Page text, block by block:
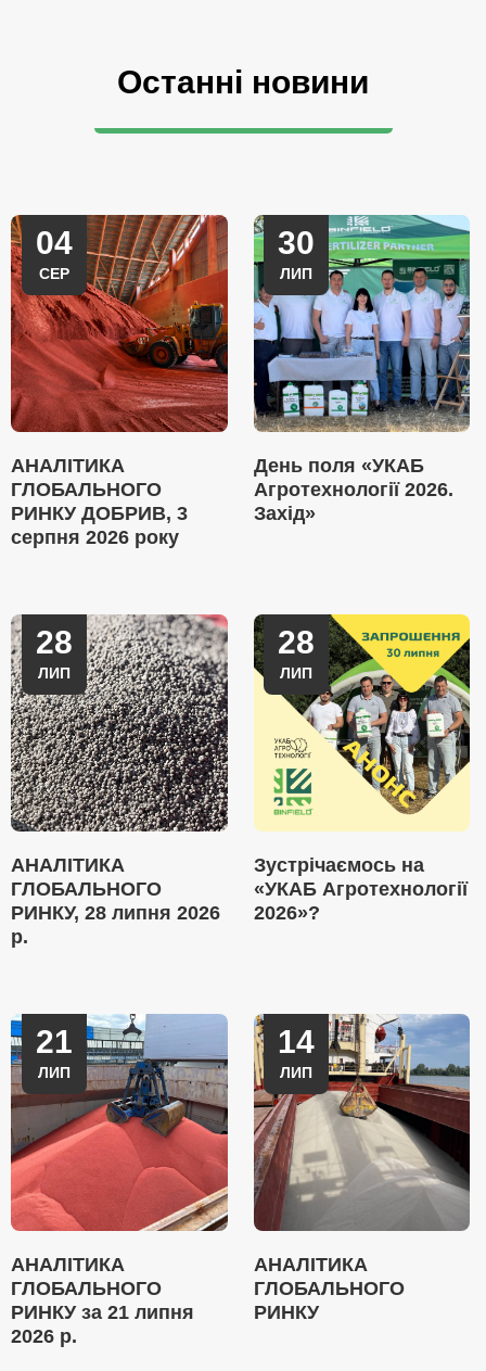
Останні новини
04
СЕР
АНАЛІТИКА
ГЛОБАЛЬНОГО
РИНКУ ДОБРИВ, 3
серпня 2026 року
30
ЛИП
День поля «УКАБ
Агротехнології 2026.
Захід»
28
ЛИП
АНАЛІТИКА
ГЛОБАЛЬНОГО
РИНКУ, 28 липня 2026
р.
28
ЛИП
Зустрічаємось на
«УКАБ Агротехнології
2026»?
21
ЛИП
АНАЛІТИКА
ГЛОБАЛЬНОГО
РИНКУ за 21 липня
2026 р.
14
ЛИП
АНАЛІТИКА
ГЛОБАЛЬНОГО
РИНКУ